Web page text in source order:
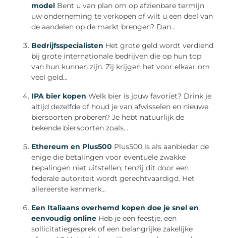
model Bent u van plan om op afzienbare termijn
uw onderneming te verkopen of wilt u een deel van
de aandelen op de markt brengen? Dan...
Bedrijfsspecialisten Het grote geld wordt verdiend
bij grote internationale bedrijven die op hun top
van hun kunnen zijn. Zij krijgen het voor elkaar om
veel geld...
IPA bier kopen Welk bier is jouw favoriet? Drink je
altijd dezelfde of houd je van afwisselen en nieuwe
biersoorten proberen? Je hebt natuurlijk de
bekende biersoorten zoals...
Ethereum en Plus500 Plus500 is als aanbieder de
enige die betalingen voor eventuele zwakke
bepalingen niet uitstellen, tenzij dit door een
federale autoriteit wordt gerechtvaardigd. Het
allereerste kenmerk...
Een Italiaans overhemd kopen doe je snel en
eenvoudig online Heb je een feestje, een
sollicitatiegesprek of een belangrijke zakelijke